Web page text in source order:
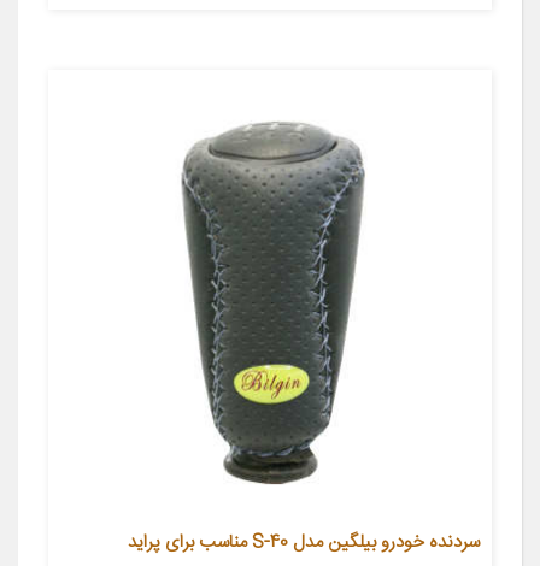
سردنده خودرو بیلگین مدل S-40 مناسب برای پراید